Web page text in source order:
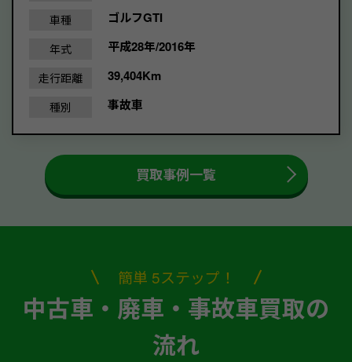
車種 ゴルフGTI
年式 平成28年/2016年
走行距離 39,404Km
種別 事故車
買取事例一覧
簡単 5ステップ！
中古車・廃車・事故車買取の
流れ